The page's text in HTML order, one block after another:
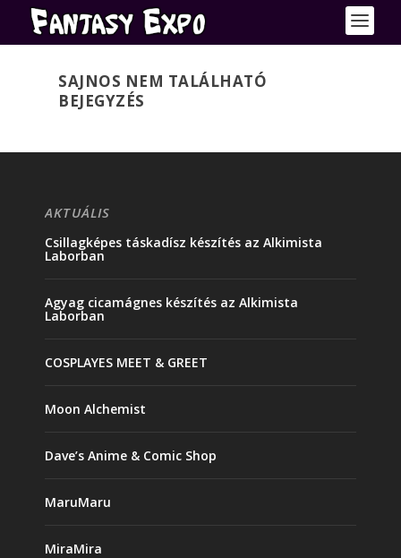
SAJNOS NEM TALÁLHATÓ
BEJEGYZÉS
AKTUÁLIS
Csillagképes táskadísz készítés az Alkimista
Laborban
Agyag cicamágnes készítés az Alkimista
Laborban
COSPLAYES MEET & GREET
Moon Alchemist
Dave’s Anime & Comic Shop
MaruMaru
MiraMira